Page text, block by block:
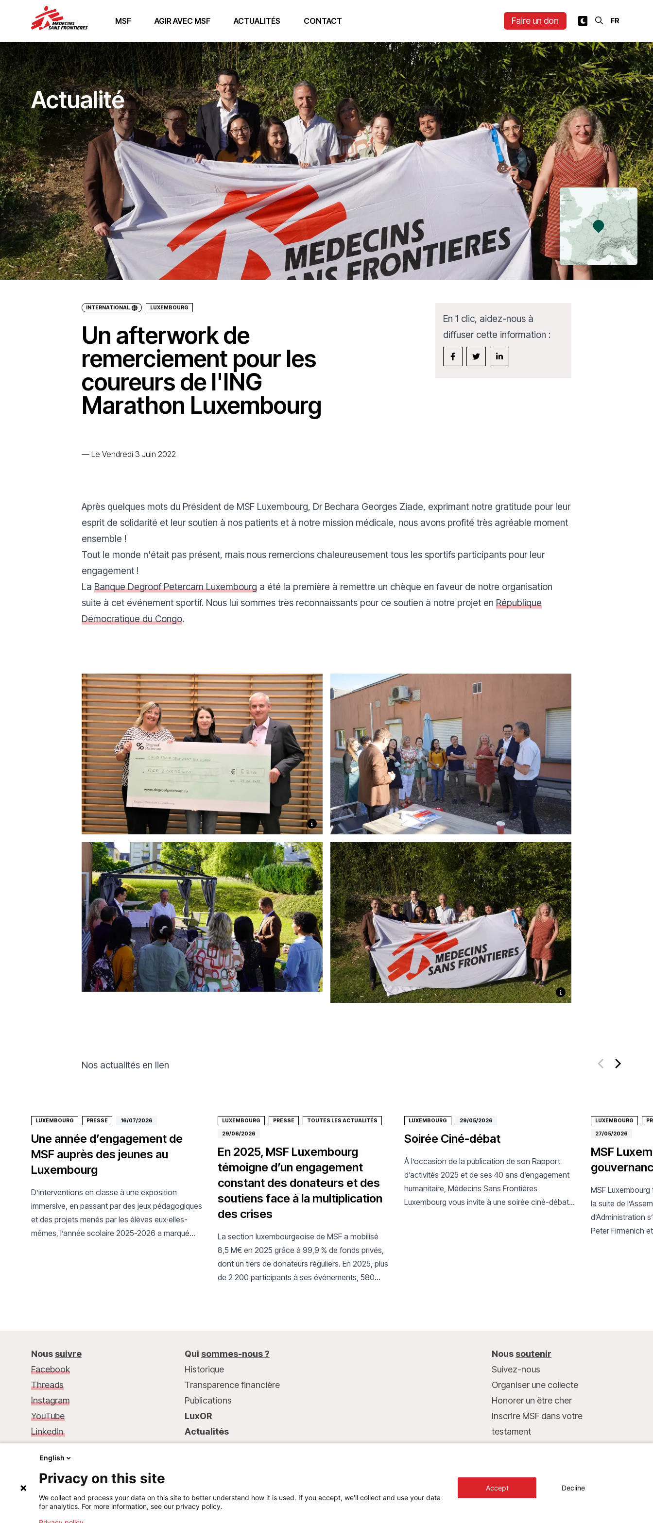
MSF AGIR AVEC MSF ACTUALITÉS CONTACT Faire un don
Actualité
INTERNATIONAL LUXEMBOURG
Un afterwork de
remerciement pour les
coureurs de l'ING
Marathon Luxembourg
— Le Vendredi 3 Juin 2022
En 1 clic, aidez-nous à
diffuser cette information :
Après quelques mots du Président de MSF Luxembourg, Dr Bechara Georges Ziade, exprimant notre gratitude pour leur
esprit de solidarité et leur soutien à nos patients et à notre mission médicale, nous avons profité très agréable moment
ensemble !
Tout le monde n'était pas présent, mais nous remercions chaleureusement tous les sportifs participants pour leur
engagement !
La Banque Degroof Petercam Luxembourg a été la première à remettre un chèque en faveur de notre organisation
suite à cet événement sportif. Nous lui sommes très reconnaissants pour ce soutien à notre projet en République
Démocratique du Congo.
Nos actualités en lien
LUXEMBOURG PRESSE 16/07/2026
Une année d’engagement de
MSF auprès des jeunes au
Luxembourg
D’interventions en classe à une exposition
immersive, en passant par des jeux pédagogiques
et des projets menés par les élèves eux·elles-
mêmes, l’année scolaire 2025-2026 a marqué
LUXEMBOURG PRESSE TOUTES LES ACTUALITÉS
29/06/2026
En 2025, MSF Luxembourg
témoigne d’un engagement
constant des donateurs et des
soutiens face à la multiplication
des crises
La section luxembourgeoise de MSF a mobilisé
8,5 M€ en 2025 grâce à 99,9 % de fonds privés,
dont un tiers de donateurs réguliers. En 2025, plus
de 2 200 participants à ses événements, 580
LUXEMBOURG 29/05/2026
Soirée Ciné-débat
À l’occasion de la publication de son Rapport
d’activités 2025 et de ses 40 ans d’engagement
humanitaire, Médecins Sans Frontières
Luxembourg vous invite à une soirée ciné-débat
LUXEMBOURG
27/05/2026
MSF
MSF
la suite de
d’Administration
Peter Firmenich
Nous suivre
Facebook
Threads
Instagram
YouTube
LinkedIn
Nouscontacter :
68, rue de Gasperich
L-1617 Luxembourg
Tél.: +352 33 25 15
Mail: info@msf.lu
Qui sommes-nous ?
Historique
Transparence financière
Publications
LuxOR
Actualités
Contact
Nous soutenir
Suivez-nous
Organiser une collecte
Honorer un être cher
Inscrire MSF dans votre
testament
Entreprises et philanthropie
Coordonnées bancaires :
LU75 1111 0000 4848 0000
English
Privacy on this site
We collect and process your data on this site to better understand how it is used. If you accept, we'll collect and use your data
for analytics. For more information, see our privacy policy.
Accept Decline